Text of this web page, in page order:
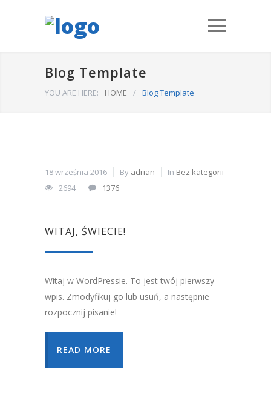
Blog Template
YOU ARE HERE: HOME / Blog Template
18 września 2016 By adrian In Bez kategorii
2694
1376
WITAJ, ŚWIECIE!
Witaj w WordPressie. To jest twój pierwszy
wpis. Zmodyfikuj go lub usuń, a następnie
rozpocznij pisanie!
READ MORE